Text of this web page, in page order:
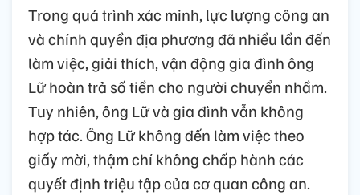
Trong quá trình xác minh, lực lượng công an
và chính quyền địa phương đã nhiều lần đến
làm việc, giải thích, vận động gia đình ông
Lữ hoàn trả số tiền cho người chuyển nhầm.
Tuy nhiên, ông Lữ và gia đình vẫn không
hợp tác. Ông Lữ không đến làm việc theo
giấy mời, thậm chí không chấp hành các
quyết định triệu tập của cơ quan công an.